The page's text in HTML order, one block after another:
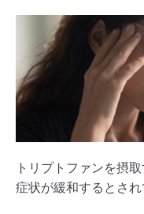
トリプトファンを摂
症状が緩和するとされ